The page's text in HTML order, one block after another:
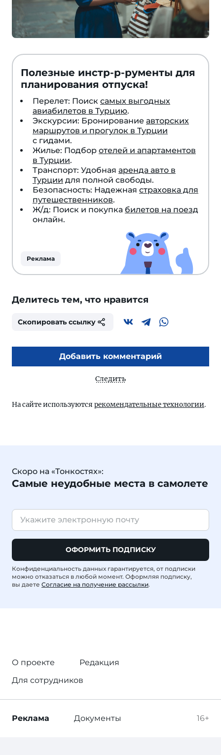
Полезные инстр-р-рументы для
планирования отпуска!
Перелет: Поиск самых выгодных
авиабилетов в Турцию.
Экскурсии: Бронирование авторских
маршрутов и прогулок в Турции
с гидами.
Жилье: Подбор отелей и апартаментов
в Турции.
Транспорт: Удобная аренда авто в
Турции для полной свободы.
Безопасность: Надежная страховка для
путешественников.
Ж/д: Поиск и покупка билетов на поезд
онлайн.
Реклама
Делитесь тем, что нравится
Скопировать ссылку
Добавить комментарий
Следить
На сайте используются рекомендательные технологии.
Скоро на «Тонкостях»:
Самые неудобные места в самолете
ОФОРМИТЬ ПОДПИСКУ
Конфиденциальность данных гарантируется, от подписки
можно отказаться в любой момент. Оформляя подписку,
вы даете Согласие на получение рассылки.
О проекте
Редакция
Для сотрудников
16+
Реклама Документы